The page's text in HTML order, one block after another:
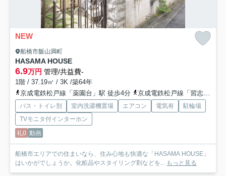
NEW
船橋市飯山満町
HASAMA HOUSE
6.9万円 管理/共益費-
1階 / 37.19㎡ / 3K /築64年
京成電鉄松戸線「薬園台」駅 徒歩4分
京成電鉄松戸線「習志野」駅 徒歩12分
バス・トイレ別 室内洗濯機置場 エアコン 電気有
駐輪場
TVモニタ付インターホン
礼0 動画
船橋市エリアでの住まいなら、住み心地も快適な「HASAMA HOUSE」
はいかがでしょうか。化粧品やスタイリング剤などを... もっと見る